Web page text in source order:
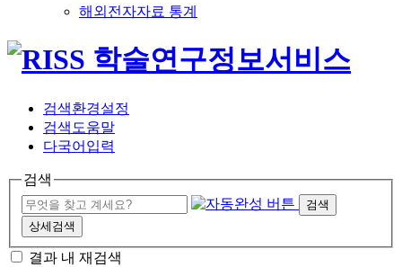
해외전자자료 통계
검색환경설정
검색도움말
다국어입력
검색
검색
상세검색
결과 내 재검색